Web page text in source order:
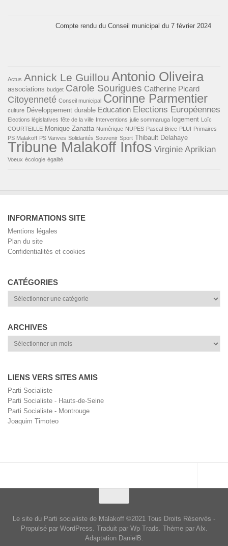
Compte rendu du Conseil municipal du 7 février 2024
Actus Annick Le Guillou Antonio Oliveira
associations budget Carole Sourigues Catherine Picard
Citoyenneté Conseil municipal Corinne Parmentier
culture Développement durable Education Elections Européennes
Elections législatives fête de la ville Interventions julie sommaruga logement Loïc
COURTEILLE Monique Zanatta Numérique NUPES Pascal Brice PLUI Primaires
PS Malakoff PS Vanves Solidarités Souvenir Sport Thibault Delahaye
Tribune Malakoff Infos Virginie Aprikian
Voeux écologie égalité
INFORMATIONS SITE
Mentions légales
Plan du site
Confidentialités et cookies
CATÉGORIES
Catégories
ARCHIVES
Archives
LIENS VERS SITES AMIS
Parti Socialiste
Parti Socialiste - Hauts-de-Seine
Parti Socialiste - Montrouge
Joaquim Timoteo
Le site du Parti socialiste de Malakoff ©2021 Tous Droits Réservés -
Propulsé par WordPress. Traduit par Wp Trads. Thème par Alx.
Adaptation DanielB.